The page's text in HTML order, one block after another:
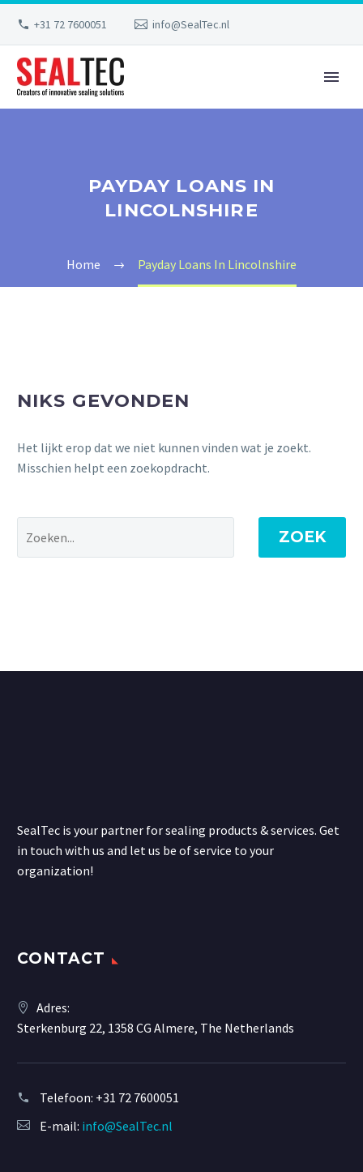
+31 72 7600051 info@SealTec.nl
PAYDAY LOANS IN
LINCOLNSHIRE
Home Payday Loans In Lincolnshire
NIKS GEVONDEN
Het lijkt erop dat we niet kunnen vinden wat je zoekt.
Misschien helpt een zoekopdracht.
ZOEK
SealTec is your partner for sealing products & services. Get
in touch with us and let us be of service to your
organization!
CONTACT
Adres:
Sterkenburg 22, 1358 CG Almere, The Netherlands
Telefoon: +31 72 7600051
E-mail: info@SealTec.nl